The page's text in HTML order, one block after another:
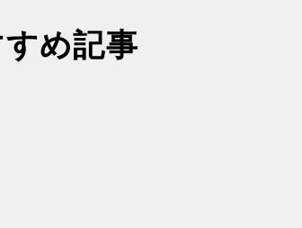
め記事